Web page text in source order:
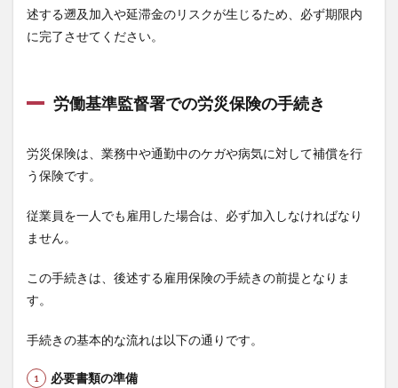
述する遡及加入や延滞金のリスクが生じるため、必ず期限内
に完了させてください。
労働基準監督署での労災保険の手続き
労災保険は、業務中や通勤中のケガや病気に対して補償を行
う保険です。
従業員を一人でも雇用した場合は、必ず加入しなければなり
ません。
この手続きは、後述する雇用保険の手続きの前提となりま
す。
手続きの基本的な流れは以下の通りです。
必要書類の準備